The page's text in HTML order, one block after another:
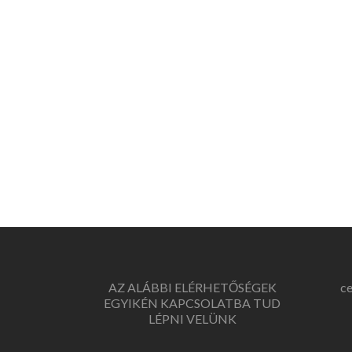
AZ ALÁBBI ELÉRHETŐSÉGEK
EGYIKÉN KAPCSOLATBA TUD
LÉPNI VELÜNK